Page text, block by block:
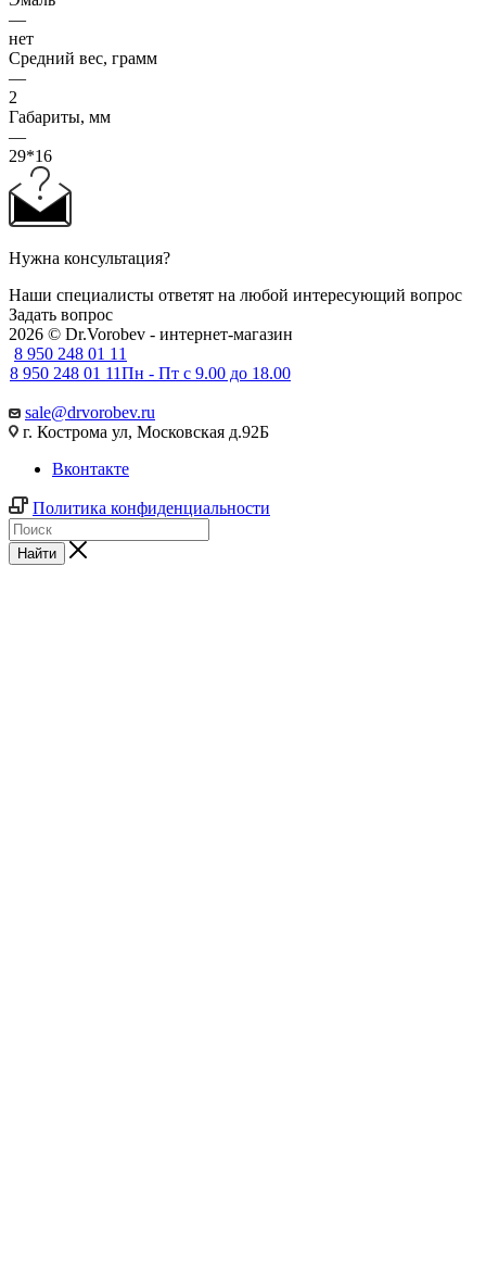
—
нет
Средний вес, грамм
—
2
Габариты, мм
—
29*16
Нужна консультация?
Наши специалисты ответят на любой интересующий вопрос
Задать вопрос
2026 © Dr.Vorobev - интернет-магазин
8 950 248 01 11
8 950 248 01 11Пн - Пт с 9.00 до 18.00
sale@drvorobev.ru
г. Кострома ул, Московская д.92Б
Вконтакте
Политика конфиденциальности
Найти